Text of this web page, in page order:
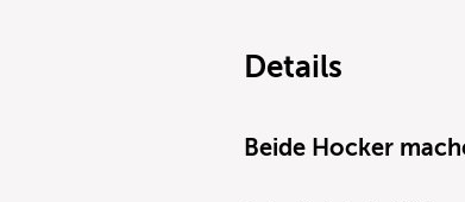
Details
Beide Hocker